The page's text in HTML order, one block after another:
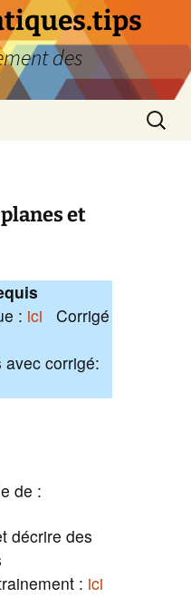
des
et
: ici Corrigé
avec corrigé:
de :
décrire des
: ici